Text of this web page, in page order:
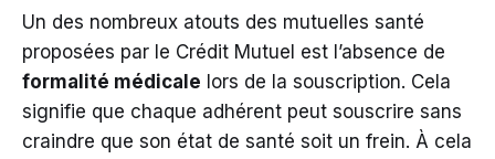
Un des nombreux atouts des mutuelles santé
proposées par le Crédit Mutuel est l’absence de
formalité médicale lors de la souscription. Cela
signifie que chaque adhérent peut souscrire sans
craindre que son état de santé soit un frein. À cela